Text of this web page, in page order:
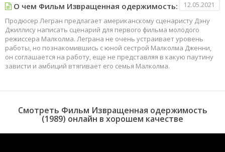
О чем Фильм Извращенная одержимость: 12.05.2021
Продюсер Легран предлагает американскому сценаристу Дэну
Джиллису написать сценарий для первого фильма молодого
режиссера Малколма. Леграна не очень устраивает уровень
работы, но познакомившись с юной сестрой Малколма Дженни,
он соглашается на работу, еще не представляя в какую паутину
зависти и амбиций втягивает его семья Малколма.
Смотреть Фильм Извращенная одержимость
(1989) онлайн в хорошем качестве